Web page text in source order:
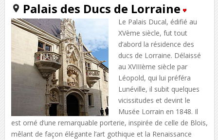
Palais des Ducs de Lorraine
Le Palais Ducal, édifié au
XVème siècle, fut tout
d’abord la résidence des
ducs de Lorraine. Délaissé
au XVIIIème siècle par
Léopold, qui lui préféra
Lunéville, il subit quelques
vicissitudes et devint le
Musée Lorrain en 1848. Il
est orné d’une remarquable porterie, inspirée de celle de Blois,
mêlant de façon élégante l’art gothique et la Renaissance